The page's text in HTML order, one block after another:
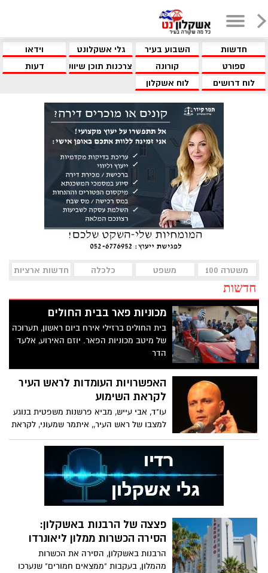
חדשות השבוע בעיר גלי אשקלונט
וידאו
ספורט
קורונה צרכנות תוכן שיווקי
דעות
לוח דרושים
לוח אשקלון
משטרה 100 משפט כלכלה חדשות ארציות
חדשות
מכוניות פאר בבית החולים
בית החולים ברזילי אירח ביום ראשון, תערוכה
של מיטב מכוניות הפאר. יוזם האירוע, אלעד
הדר
האפשרויות העומדות לראש העיר
לקראת השימוע
עו"ד, אבי עייש, מביא פרשנות משפטית בנוגע
למצבו של ראש העיר,, איתמר שמעוני, לקראת
השימוע הצפוי להתקיים בקרוב
פצצה של הרבנות באשקלון:
הסירה הכשרות ממלון ליאונרדו
הרבנות באשקלון, הסירה את הכשרות
מהמלון, בעקבות "ממצאים חמורים" שנערכו